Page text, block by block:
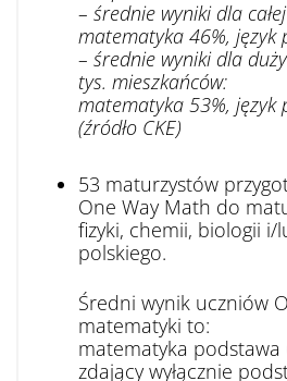
– średnie wyniki dla
matematyka 46%, język
– średnie wyniki dla
tys. mieszkańców:
matematyka 53%, język
(źródło CKE)
53 maturzystów
One Way Math do
fizyki, chemii, biologii i/
polskiego.
Średni wynik uczniów
matematyki to:
matematyka podstawa
zdający wyłącznie